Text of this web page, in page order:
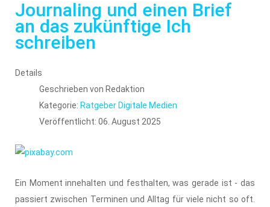
Journaling und einen Brief
an das zukünftige Ich
schreiben
Details
Geschrieben von Redaktion
Kategorie: Ratgeber Digitale Medien
Veröffentlicht: 06. August 2025
Ein Moment innehalten und festhalten, was gerade ist - das
passiert zwischen Terminen und Alltag für viele nicht so oft.